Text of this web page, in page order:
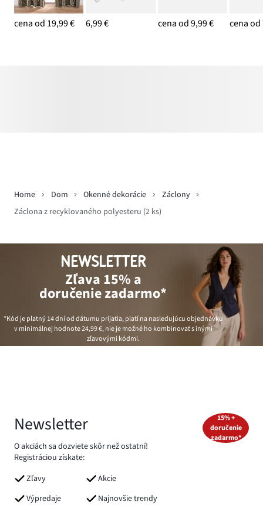
cena od 19,99 € 6,99 € cena od 9,99 € cena od
Home Dom Okenné dekorácie
Záclony
Záclona z recyklovaného polyesteru (2 ks)
NEWSLETTER
Zľava 15% a
doručenie zadarmo*
*Kód je platný 14 dní od dátumu prijatia, platí na nasledujúcu objednávku
v minimálnej hodnote24,99 €, nie je možné ho kombinovať s inými
zľavovými kódmi.
Newsletter
O akciách sa dozviete skôr než ostatní!
Registráciou získate:
Zľavy
Akcie
Výpredaje
Najnovšie trendy
15% +
doručenie
zadarmo*